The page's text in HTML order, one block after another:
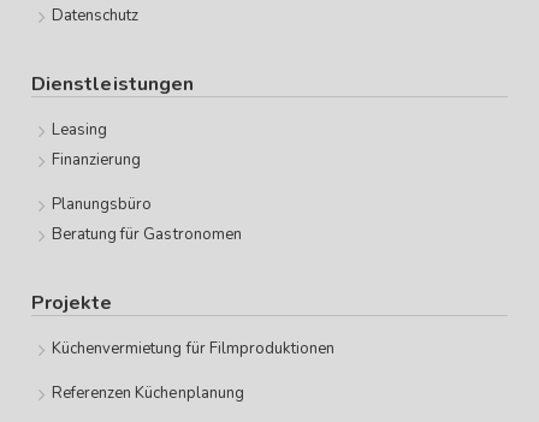
Datenschutz
Dienstleistungen
Leasing
Finanzierung
Planungsbüro
Beratung für Gastronomen
Projekte
Küchenvermietung für Filmproduktionen
Referenzen Küchenplanung